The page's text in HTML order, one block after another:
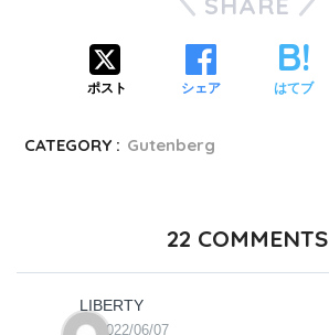
ポスト シェア はてブ
CATEGORY : Gutenberg
22 COMMENTS
LIBERTY
2022/06/07